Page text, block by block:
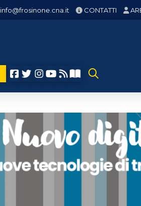
info@frosinone.cna.it CONTATTI